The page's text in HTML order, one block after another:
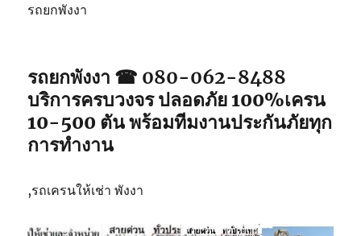
รถยกพังงา
รถยกพังงา ☎ 080-062-8488
บริการครบวงจร ปลอดภัย 100%เครน
10-500 ตัน พร้อมทีมงานประกันภัยทุก
การทำงาน
,รถเครนให้เช่า พังงา